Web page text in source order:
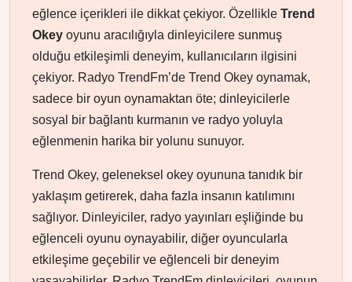
eğlence içerikleri ile dikkat çekiyor. Özellikle Trend
Okey oyunu aracılığıyla dinleyicilere sunmuş
olduğu etkileşimli deneyim, kullanıcıların ilgisini
çekiyor. Radyo TrendFm’de Trend Okey oynamak,
sadece bir oyun oynamaktan öte; dinleyicilerle
sosyal bir bağlantı kurmanın ve radyo yoluyla
eğlenmenin harika bir yolunu sunuyor.
Trend Okey, geleneksel okey oyununa tanıdık bir
yaklaşım getirerek, daha fazla insanın katılımını
sağlıyor. Dinleyiciler, radyo yayınları eşliğinde bu
eğlenceli oyunu oynayabilir, diğer oyuncularla
etkileşime geçebilir ve eğlenceli bir deneyim